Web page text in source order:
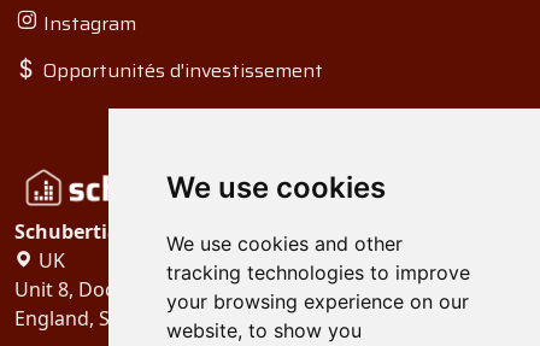
We use cookies
We use cookies and other
tracking technologies to improve
your browsing experience on our
website, to show you
Instagram
Opportunités d'investissement
Schubertiades, Ltd.
UK
Unit 8, Dock Offices, Surrey Quays Road, London
England, SE16 2XU